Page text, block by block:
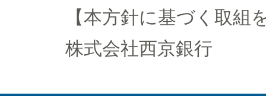
【本方針に基づく取組
株式会社西京銀行